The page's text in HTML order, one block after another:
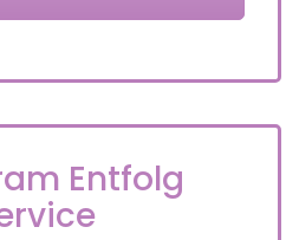
Entfolg